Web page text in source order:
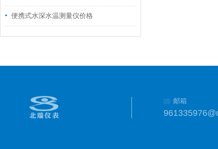
便携式水深水温测量仪价格
邮箱